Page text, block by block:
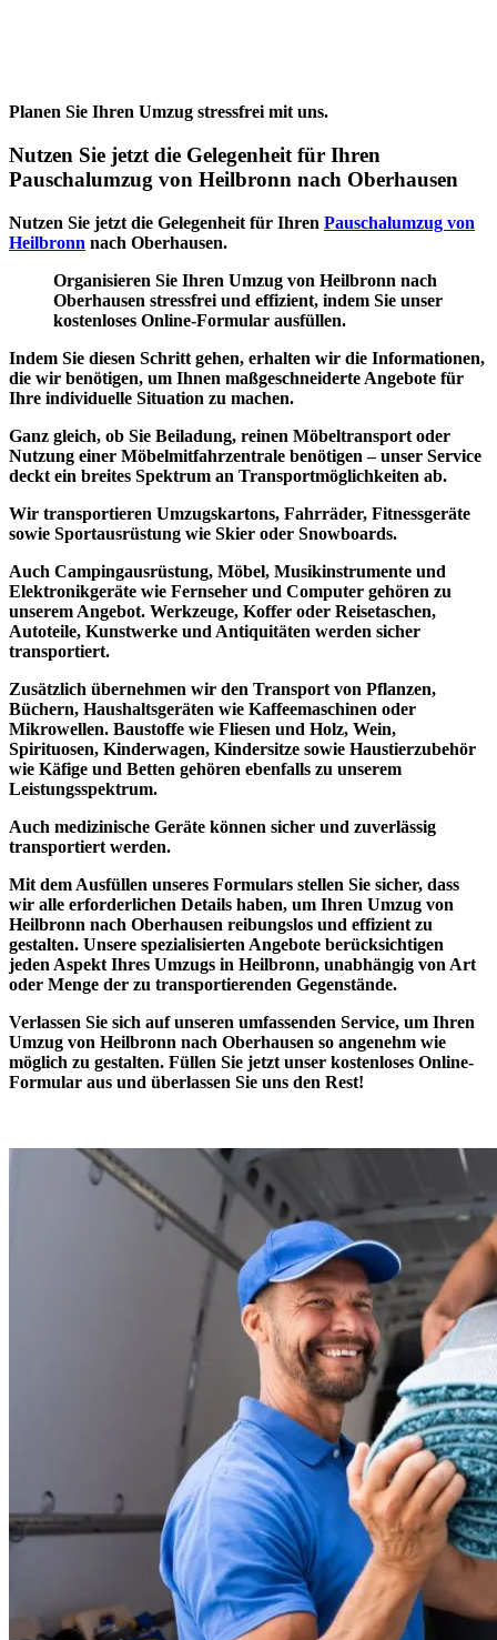
Planen Sie Ihren Umzug stressfrei mit uns.
Nutzen Sie jetzt die Gelegenheit für Ihren
Pauschalumzug von Heilbronn nach Oberhausen
Nutzen Sie jetzt die Gelegenheit für Ihren Pauschalumzug von
Heilbronn nach Oberhausen.
Organisieren Sie Ihren Umzug von Heilbronn nach
Oberhausen stressfrei und effizient, indem Sie unser
kostenloses Online-Formular ausfüllen.
Indem Sie diesen Schritt gehen, erhalten wir die Informationen,
die wir benötigen, um Ihnen maßgeschneiderte Angebote für
Ihre individuelle Situation zu machen.
Ganz gleich, ob Sie Beiladung, reinen Möbeltransport oder
Nutzung einer Möbelmitfahrzentrale benötigen – unser Service
deckt ein breites Spektrum an Transportmöglichkeiten ab.
Wir transportieren Umzugskartons, Fahrräder, Fitnessgeräte
sowie Sportausrüstung wie Skier oder Snowboards.
Auch Campingausrüstung, Möbel, Musikinstrumente und
Elektronikgeräte wie Fernseher und Computer gehören zu
unserem Angebot. Werkzeuge, Koffer oder Reisetaschen,
Autoteile, Kunstwerke und Antiquitäten werden sicher
transportiert.
Zusätzlich übernehmen wir den Transport von Pflanzen,
Büchern, Haushaltsgeräten wie Kaffeemaschinen oder
Mikrowellen. Baustoffe wie Fliesen und Holz, Wein,
Spirituosen, Kinderwagen, Kindersitze sowie Haustierzubehör
wie Käfige und Betten gehören ebenfalls zu unserem
Leistungsspektrum.
Auch medizinische Geräte können sicher und zuverlässig
transportiert werden.
Mit dem Ausfüllen unseres Formulars stellen Sie sicher, dass
wir alle erforderlichen Details haben, um Ihren Umzug von
Heilbronn nach Oberhausen reibungslos und effizient zu
gestalten. Unsere spezialisierten Angebote berücksichtigen
jeden Aspekt Ihres Umzugs in Heilbronn, unabhängig von Art
oder Menge der zu transportierenden Gegenstände.
Verlassen Sie sich auf unseren umfassenden Service, um Ihren
Umzug von Heilbronn nach Oberhausen so angenehm wie
möglich zu gestalten. Füllen Sie jetzt unser kostenloses Online-
Formular aus und überlassen Sie uns den Rest!